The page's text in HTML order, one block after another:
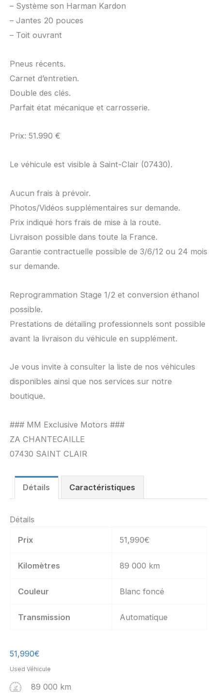
– Système son Harman Kardon
– Jantes 20 pouces
– Toit ouvrant
Pneus récents.
Carnet d’entretien.
Double des clés.
Parfait état mécanique et carrosserie.
Prix: 51.990 €
Le véhicule est visible à Saint-Clair (07430).
Aucun frais à prévoir.
Photos/Vidéos supplémentaires sur demande.
Prix indiqué hors frais de mise à la route.
Livraison possible dans toute la France.
Garantie contractuelle possible de 3/6/12 ou 24 mois
sur demande.
Reprogrammation Stage 1/2 et conversion éthanol
possible.
Prestations de détailing professionnels sont possible
avant la livraison du véhicule en supplément.
Je vous invite à consulter la liste de nos véhicules
disponibles ainsi que nos services sur notre
boutique.
### MM Exclusive Motors ###
ZA CHANTECAILLE
07430 SAINT CLAIR
Détails Caractéristiques
Détails
Prix 51,990€
Kilomètres 89 000 km
Couleur Blanc foncé
Transmission Automatique
51,990€
Used Véhicule
89 000 km